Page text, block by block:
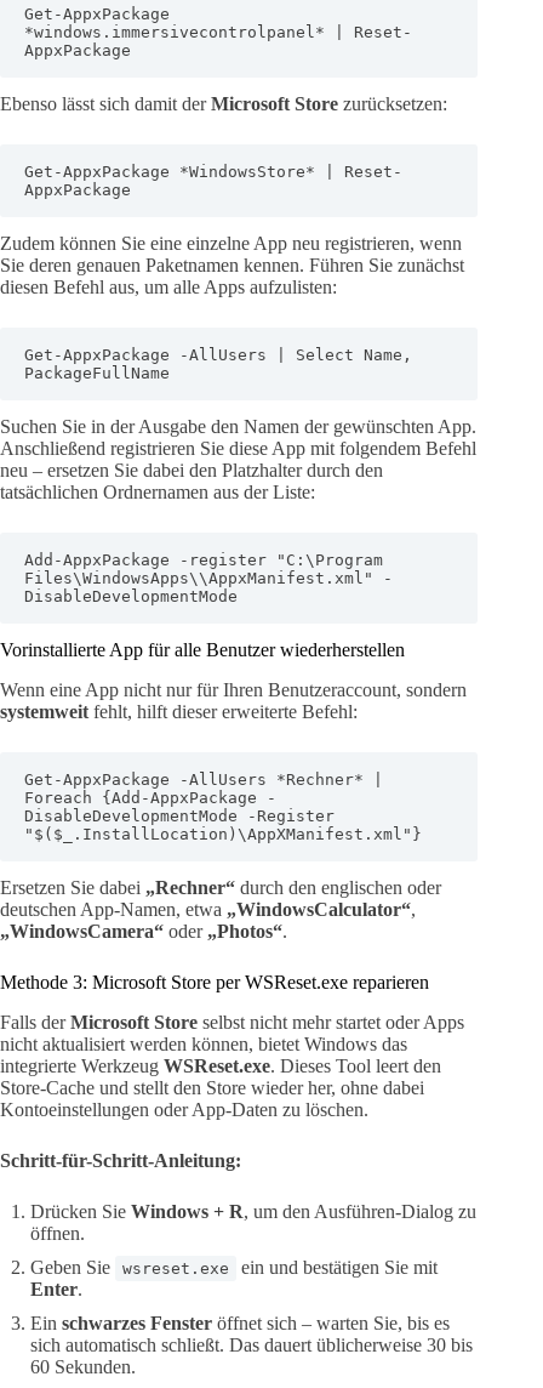
Get-AppxPackage
*windows.immersivecontrolpanel* | Reset-
AppxPackage
Ebenso lässt sich damit derMicrosoft Store zurücksetzen:
Get-AppxPackage *WindowsStore* | Reset-
AppxPackage
Zudem können Sie eine einzelne App neu registrieren, wenn
Sie deren genauen Paketnamen kennen. Führen Sie zunächst
diesen Befehl aus, um alle Apps aufzulisten:
Get-AppxPackage -AllUsers | Select Name,
PackageFullName
Suchen Sie in der Ausgabe den Namen der gewünschten App.
Anschließend registrieren Sie diese App mit folgendem Befehl
neu – ersetzen Sie dabei den Platzhalter durch den
tatsächlichen Ordnernamen aus der Liste:
Add-AppxPackage -register "C:\Program
Files\WindowsApps\\AppxManifest.xml" -
DisableDevelopmentMode
Vorinstallierte App für alle Benutzer wiederherstellen
Wenn eine App nicht nur für Ihren Benutzeraccount, sondern
systemweit fehlt, hilft dieser erweiterte Befehl:
Get-AppxPackage -AllUsers *Rechner* |
Foreach {Add-AppxPackage -
DisableDevelopmentMode -Register
"$($_.InstallLocation)\AppXManifest.xml"}
Ersetzen Sie dabei „Rechner“ durch den englischen oder
deutschen App-Namen, etwa „WindowsCalculator“,
„WindowsCamera“ oder „Photos“.
Methode 3: Microsoft Store per WSReset.exe reparieren
Falls derMicrosoft Store selbst nicht mehr startet oder Apps
nicht aktualisiert werden können, bietet Windows das
integrierte Werkzeug WSReset.exe. Dieses Tool leert den
Store-Cache und stellt den Store wieder her, ohne dabei
Kontoeinstellungen oder App-Daten zu löschen.
Schritt-für-Schritt-Anleitung:
Drücken Sie Windows + R, um den Ausführen-Dialog zu
öffnen.
Geben Sie
wsreset.exe
ein und bestätigen Sie mit
Enter.
Ein schwarzes Fenster öffnet sich – warten Sie, bis es
sich automatisch schließt. Das dauert üblicherweise 30 bis
60 Sekunden.